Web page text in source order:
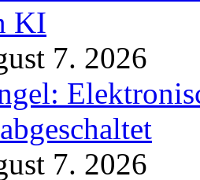
KI
7. 2026
7. 2026